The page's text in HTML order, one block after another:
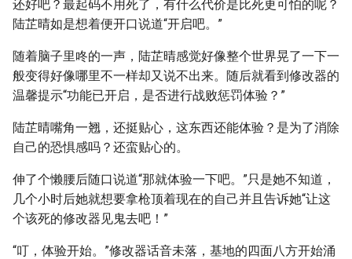
还好吧？最起码不用死了，有什么代价是比死更可怕的呢？
陆芷晴如是想着便开口说道“开启吧。”
随着脑子里咚的一声，陆芷晴感觉好像整个世界晃了一下一
般变得好像哪里不一样却又说不出来。随后就看到修改器的
温馨提示“功能已开启，是否进行战败惩罚体验？”
陆芷晴嘴角一翘，还挺贴心，这东西还能体验？是为了消除
自己的恐惧感吗？还蛮贴心的。
伸了个懒腰后随口说道“那就体验一下吧。”只是她不知道，
几个小时后她就想要拿枪顶着现在的自己并且告诉她“让这
个该死的修改器见鬼去吧！”
“叮，体验开始。”修改器话音未落，基地的四面八方开始涌